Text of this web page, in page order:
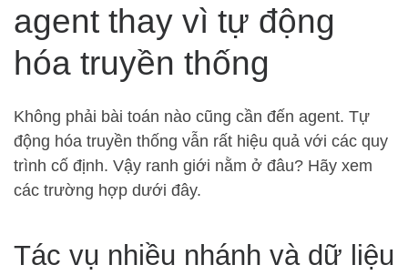
agent thay vì tự động
hóa truyền thống
Không phải bài toán nào cũng cần đến agent. Tự
động hóa truyền thống vẫn rất hiệu quả với các quy
trình cố định. Vậy ranh giới nằm ở đâu? Hãy xem
các trường hợp dưới đây.
Tác vụ nhiều nhánh và dữ liệu